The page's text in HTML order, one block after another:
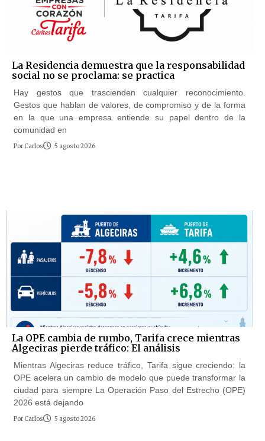
La Residencia demuestra que la responsabilidad
social no se proclama: se practica
Hay gestos que trascienden cualquier reconocimiento.
Gestos que hablan de valores, de compromiso y de la forma
en la que una empresa entiende su papel dentro de la
comunidad en
Por Carlos 5 agosto 2026
La OPE cambia de rumbo, Tarifa crece mientras
Algeciras pierde tráfico: El análisis
Mientras Algeciras reduce tráfico, Tarifa sigue creciendo: la
OPE acelera un cambio de modelo que puede transformar la
ciudad para siempre La Operación Paso del Estrecho (OPE)
2026 está dejando
Por Carlos 5 agosto 2026